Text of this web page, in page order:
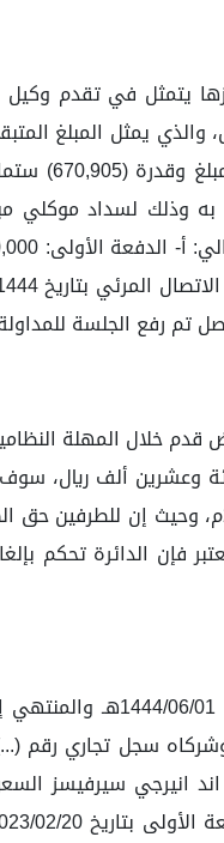
يتمثل في تقدم
ألف وتسعمائة وخمسة ريال،
الدائرة
تم رفع الجلسة
قدم خلال المهلة
الدعوى صلحاً على أن تدفع المدعى عليها
بمبلغ قدره (260,00) ريال بتاريخ 20/02/2023م، ب‌- الدفعة
الدائرة تحكم
حكمت الدائرة بمايلي:أولاً: إلغاء الحكم
اند انيرجي